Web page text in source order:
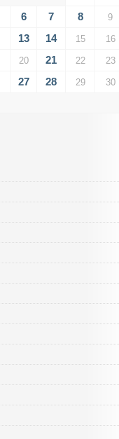
6 7 8 9
13 14 15 16
20 21 22 23
27 28 29
30